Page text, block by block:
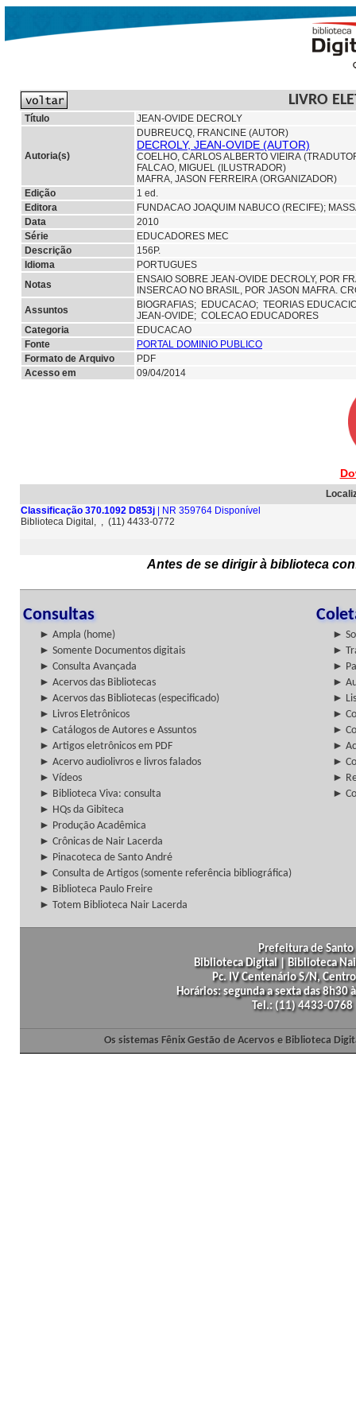
LIVRO
Título JEAN-OVIDE DECROLY
Autoria(s)
DUBREUCQ, FRANCINE (AUTOR)
DECROLY, JEAN-OVIDE (AUTOR)
COELHO, CARLOS ALBERTO VIEIRA
FALCAO, MIGUEL (ILUSTRADOR)
MAFRA, JASON FERREIRA (ORGANIZADOR)
Edição
1 ed.
Editora
FUNDACAO JOAQUIM NABUCO (RECIFE);
Data
2010
Série
EDUCADORES MEC
Descrição
156P.
Idioma
PORTUGUES
Notas
ENSAIO SOBRE JEAN-OVIDE DECROLY, POR
INSERCAO NO BRASIL, POR JASON MAFRA.
Assuntos
BIOGRAFIAS; EDUCACAO; TEORIAS
JEAN-OVIDE; COLECAO EDUCADORES
Categoria
EDUCACAO
Fonte
PORTAL DOMINIO PUBLICO
Formato de Arquivo
PDF
Acesso em
09/04/2014
Classificação 370.1092 D853j | NR 359764 Disponível
Biblioteca Digital, , (11) 4433-0772
Antes de se dirigir à biblioteca
Consultas
► Ampla (home)
►
► Somente Documentos digitais
►
► Consulta Avançada
►
► Acervos das Bibliotecas
►
► Acervos das Bibliotecas (especificado)
►
► Livros Eletrônicos
►
► Catálogos de Autores e Assuntos
►
► Artigos eletrônicos em PDF
►
► Acervo audiolivros e livros falados
►
► Vídeos
►
► Biblioteca Viva: consulta
►
► HQs da Gibiteca
► Produção Acadêmica
► Crônicas de Nair Lacerda
► Pinacoteca de Santo André
► Consulta de Artigos (somente referência bibliográfica)
► Biblioteca Paulo Freire
► Totem Biblioteca Nair Lacerda
Prefeitura de
Biblioteca Digital | Biblioteca
Pc. IV Centenário S/N,
Horários: segunda a sexta das
Tel.: (11) 4433-
Os sistemas Fênix Gestão de Acervos e Biblioteca